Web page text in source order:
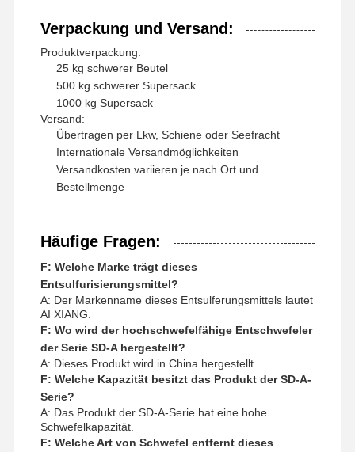
Verpackung und Versand:
Produktverpackung:
25 kg schwerer Beutel
500 kg schwerer Supersack
1000 kg Supersack
Versand:
Übertragen per Lkw, Schiene oder Seefracht
Internationale Versandmöglichkeiten
Versandkosten variieren je nach Ort und
Bestellmenge
Häufige Fragen:
F: Welche Marke trägt dieses
Entsulfurisierungsmittel?
A: Der Markenname dieses Entsulferungsmittels lautet
AI XIANG.
F: Wo wird der hochschwefelfähige Entschwefeler
der Serie SD-A hergestellt?
A: Dieses Produkt wird in China hergestellt.
F: Welche Kapazität besitzt das Produkt der SD-A-
Serie?
A: Das Produkt der SD-A-Serie hat eine hohe
Schwefelkapazität.
F: Welche Art von Schwefel entfernt dieses